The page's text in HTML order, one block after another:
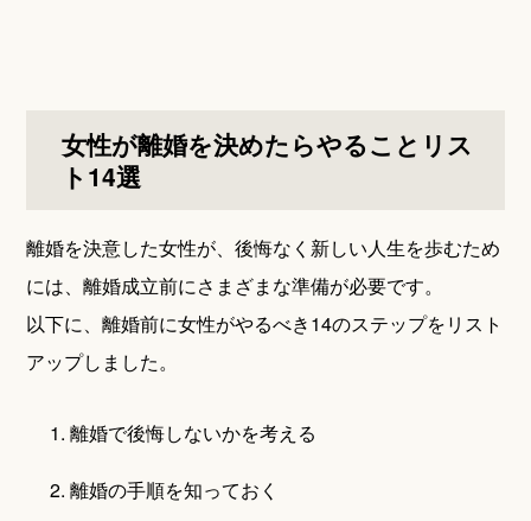
女性が離婚を決めたらやることリス
ト14選
離婚を決意した女性が、後悔なく新しい人生を歩むため
には、離婚成立前にさまざまな準備が必要です。
以下に、離婚前に女性がやるべき14のステップをリスト
アップしました。
離婚で後悔しないかを考える
離婚の手順を知っておく